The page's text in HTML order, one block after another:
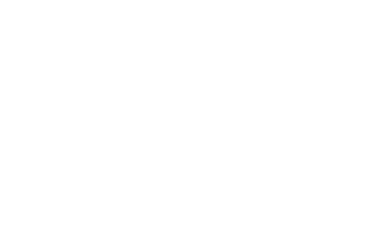
das outras, melia não tinha